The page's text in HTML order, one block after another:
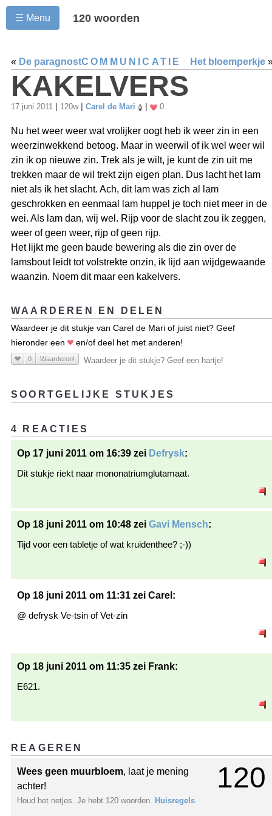
☰ Menu 120 woorden
« De paragnost Het bloemperkje
COMMUNICATIE
KAKELVERS
17 juni 2011 120w Carel de Mari 0
Nu het weer weer wat vrolijker oogt heb ik weer zin in een
weerzinwekkend betoog. Maar in weerwil of ik wel weer wil
zin ik op nieuwe zin. Trek als je wilt, je kunt de zin uit me
trekken maar de wil trekt zijn eigen plan. Dus lacht het lam
niet als ik het slacht. Ach, dit lam was zich al lam
geschrokken en eenmaal lam huppel je toch niet meer in de
wei. Als lam dan, wij wel. Rijp voor de slacht zou ik zeggen,
weer of geen weer, rijp of geen rijp.
Het lijkt me geen baude bewering als die zin over de
lamsbout leidt tot volstrekte onzin, ik lijd aan wijdgewaande
waanzin. Noem dit maar een kakelvers.
WAARDEREN EN DELEN
Waardeer je dit stukje van Carel de Mari of juist niet? Geef
hieronder een
en/of deel het met anderen!
0 Waarderen! Waardeer je dit stukje? Geef een hartje!
SOORTGELIJKE STUKJES
4 REACTIES
Op 17 juni 2011 om 16:39 zei Defrysk:
Dit stukje riekt naar mononatriumglutamaat.
Op 18 juni 2011 om 10:48 zei Gavi Mensch:
Tijd voor een tabletje of wat kruidenthee? ;-))
Op 18 juni 2011 om 11:31 zei Carel:
@ defrysk Ve-tsin of Vet-zin
Op 18 juni 2011 om 11:35 zei Frank:
E621.
REAGEREN
120
Wees geen muurbloem, laat je mening
achter!
Houd het netjes. Je hebt 120 woorden. Huisregels